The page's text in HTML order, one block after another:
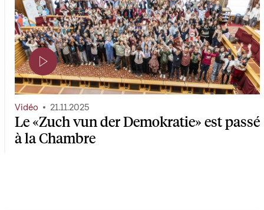
Page contenant une vidéo
Le «Zuch vun der Demokratie» est passé
à la Chambre
Vidéo 21.11.2025